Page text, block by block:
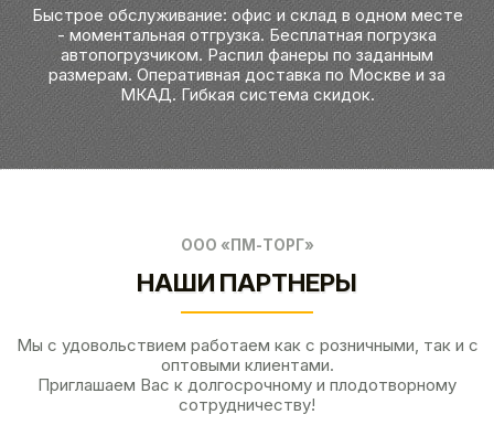
Быстрое обслуживание: офис и склад в одном месте
- моментальная отгрузка. Бесплатная погрузка
автопогрузчиком. Распил фанеры по заданным
размерам. Оперативная доставка по Москве и за
МКАД. Гибкая система скидок.
ООО «ПМ-ТОРГ»
НАШИ ПАРТНЕРЫ
Мы с удовольствием работаем как с розничными, так и с
оптовыми клиентами.
Приглашаем Вас к долгосрочному и плодотворному
сотрудничеству!